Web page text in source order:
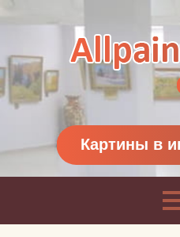
Картины классиков
и современников
Картины в